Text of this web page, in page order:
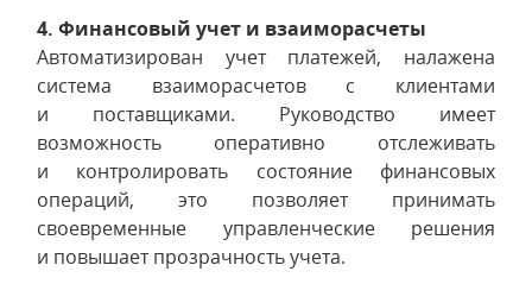
4. Финансовый учет и взаиморасчеты
Автоматизирован учет платежей, налажена
система взаиморасчетов с клиентами
и поставщиками. Руководство имеет
возможность оперативно отслеживать
и контролировать состояние финансовых
операций, это позволяет принимать
своевременные управленческие решения
и повышает прозрачность учета.